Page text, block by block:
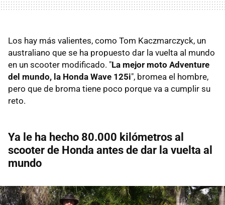
Los hay más valientes, como Tom Kaczmarczyck, un
australiano que se ha propuesto dar la vuelta al mundo
en un scooter modificado. "La mejor moto Adventure
del mundo, la Honda Wave 125i", bromea el hombre,
pero que de broma tiene poco porque va a cumplir su
reto.
Ya le ha hecho 80.000 kilómetros al
scooter de Honda antes de dar la vuelta al
mundo